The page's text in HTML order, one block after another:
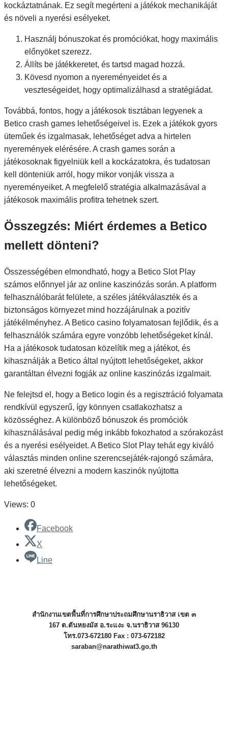
kockáztatnának. Ez segít megérteni a játékok mechanikáját
és növeli a nyerési esélyeket.
Használj bónuszokat és promóciókat, hogy maximális
előnyöket szerezz.
Állíts be játékkeretet, és tartsd magad hozzá.
Kövesd nyomon a nyereményeidet és a
veszteségeidet, hogy optimalizálhasd a stratégiádat.
Továbbá, fontos, hogy a játékosok tisztában legyenek a
Betico crash games lehetőségeivel is. Ezek a játékok gyors
üteműek és izgalmasak, lehetőséget adva a hirtelen
nyeremények elérésére. A crash games során a
játékosoknak figyelniük kell a kockázatokra, és tudatosan
kell dönteniük arról, hogy mikor vonják vissza a
nyereményeiket. A megfelelő stratégia alkalmazásával a
játékosok maximális profitra tehetnek szert.
Összegzés: Miért érdemes a Betico
mellett dönteni?
Összességében elmondható, hogy a Betico Slot Play
számos előnnyel jár az online kaszinózás során. A platform
felhasználóbarát felülete, a széles játékválaszték és a
biztonságos környezet mind hozzájárulnak a pozitív
játékélményhez. A Betico casino folyamatosan fejlődik, és a
felhasználók számára egyre vonzóbb lehetőségeket kínál.
Ha a játékosok tudatosan közelítik meg a játékot, és
kihasználják a Betico által nyújtott lehetőségeket, akkor
garantáltan élvezni fogják az online kaszinózás izgalmait.
Ne felejtsd el, hogy a Betico login és a regisztráció folyamata
rendkívül egyszerű, így könnyen csatlakozhatsz a
közösséghez. A különböző bónuszok és promóciók
kihasználásával pedig még inkább fokozhatod a szórakozást
és a nyerési esélyeidet. A Betico Slot Play tehát egy kiváló
választás minden online szerencsejáték-rajongó számára,
aki szeretné élvezni a modern kaszinók nyújtotta
lehetőségeket.
Views: 0
Facebook
X
Line
สำนักงานเขตพื้นที่การศึกษาประถมศึกษานราธิวาส เขต ๓
167 ต.ตันหยงมัส อ.ระแงะ จ.นราธิวาส 96130
โทร.073-672180 Fax : 073-672182
saraban@narathiwat3.go.th